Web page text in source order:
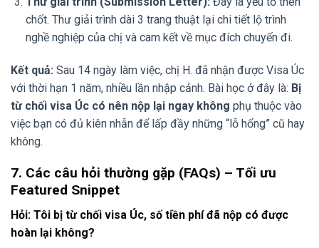
chốt. Thư giải trình dài 3 trang thuật lại chi tiết lộ trình
nghề nghiệp của chị và cam kết về mục đích chuyến đi.
Kết quả: Sau 14 ngày làm việc, chị H. đã nhận được Visa Úc
với thời hạn 1 năm, nhiều lần nhập cảnh. Bài học ở đây là: Bị
từ chối visa Úc có nên nộp lại ngay không phụ thuộc vào
việc bạn có đủ kiên nhẫn để lấp đầy những “lỗ hổng” cũ hay
không.
7. Các câu hỏi thường gặp (FAQs) – Tối ưu
Featured Snippet
Hỏi: Tôi bị từ chối visa Úc, số tiền phí đã nộp có được
hoàn lại không?